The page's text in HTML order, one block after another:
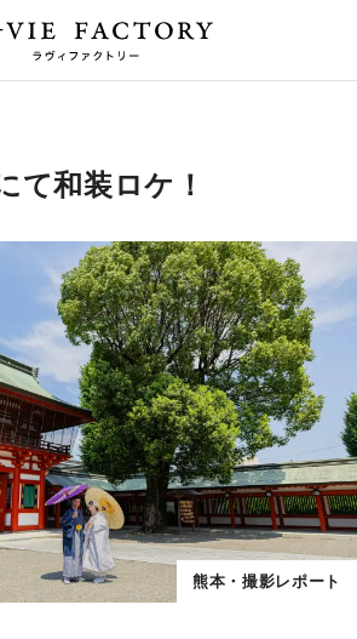
て和装ロケ！
熊本・撮影レポート